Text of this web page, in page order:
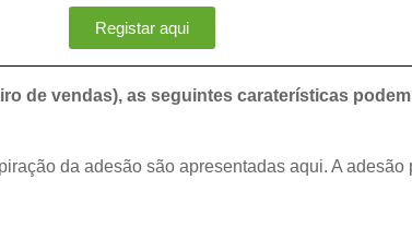
Registar aqui
de vendas), as seguintes caraterísticas
da adesão são apresentadas aqui. A